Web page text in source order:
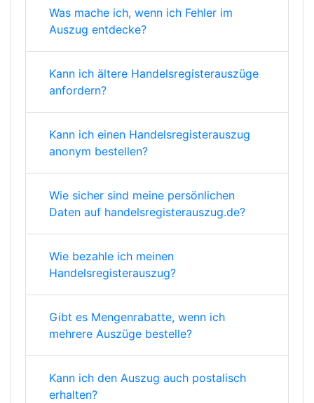
Was mache ich, wenn ich Fehler im
Auszug entdecke?
Kann ich ältere Handelsregisterauszüge
anfordern?
Kann ich einen Handelsregisterauszug
anonym bestellen?
Wie sicher sind meine persönlichen
Daten auf handelsregisterauszug.de?
Wie bezahle ich meinen
Handelsregisterauszug?
Gibt es Mengenrabatte, wenn ich
mehrere Auszüge bestelle?
Kann ich den Auszug auch postalisch
erhalten?